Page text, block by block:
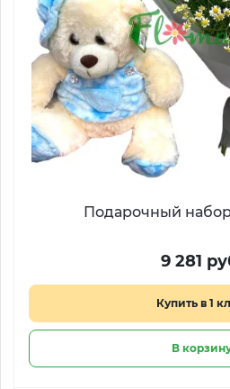
Подарочный
9 281
Купить в 1
В